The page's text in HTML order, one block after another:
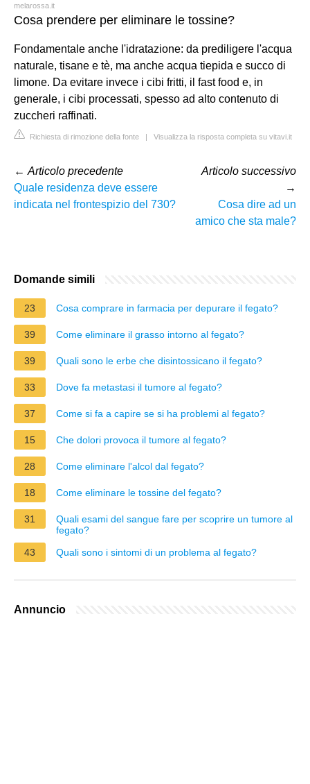
melarossa.it
Cosa prendere per eliminare le tossine?
Fondamentale anche l'idratazione: da prediligere l'acqua
naturale, tisane e tè, ma anche acqua tiepida e succo di
limone. Da evitare invece i cibi fritti, il fast food e, in
generale, i cibi processati, spesso ad alto contenuto di
zuccheri raffinati.
Richiesta di rimozione della fonte | Visualizza la risposta completa su vitavi.it
← Articolo precedente
Quale residenza deve essere
indicata nel frontespizio del 730?
Articolo successivo
→
Cosa dire ad un
amico che sta male?
Domande simili
23 Cosa comprare in farmacia per depurare il fegato?
39 Come eliminare il grasso intorno al fegato?
39 Quali sono le erbe che disintossicano il fegato?
33 Dove fa metastasi il tumore al fegato?
37 Come si fa a capire se si ha problemi al fegato?
15 Che dolori provoca il tumore al fegato?
28 Come eliminare l'alcol dal fegato?
18 Come eliminare le tossine del fegato?
31
Quali esami del sangue fare per scoprire un tumore al
fegato?
43
Quali sono i sintomi di un problema al fegato?
Annuncio